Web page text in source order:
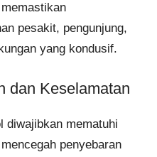
pesakit, pengunjung,
yang kondusif.
dan Keselamatan
diwajibkan mematuhi
penyebaran